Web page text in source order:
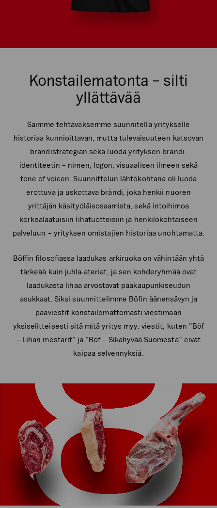
Konstailematonta – silti
yllättävää
Saimme tehtäväksemme suunnitella yritykselle
historiaa kunnioittavan, mutta tulevaisuuteen katsovan
brändistrategian sekä luoda yrityksen brändi-
identiteetin – nimen, logon, visuaalisen ilmeen sekä
tone of voicen. Suunnittelun lähtökohtana oli luoda
erottuva ja uskottava brändi, joka henkii nuoren
yrittäjän käsityöläisosaamista, sekä intoihimoa
korkealaatuisiin lihatuotteisiin ja henkilökohtaiseen
palveluun – yrityksen omistajien historiaa unohtamatta.
Böffin filosofiassa laadukas arkiruoka on vähintään yhtä
tärkeää kuin juhla-ateriat, ja sen kohderyhmää ovat
laadukasta lihaa arvostavat pääkaupunkiseudun
asukkaat. Siksi suunnittelimme Böfin äänensävyn ja
pääviestit konstailemattomasti viestimään
yksiselitteisesti sitä mitä yritys myy: viestit, kuten ”Böf
– Lihan mestarit” ja ”Böf – Sikahyvää Suomesta” eivät
kaipaa selvennyksiä.